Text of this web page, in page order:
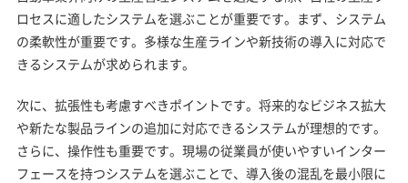
ロセスに適したシステムを選ぶことが重要です。まず、システム
の柔軟性が重要です。多様な生産ラインや新技術の導入に対応で
きるシステムが求められます。
次に、拡張性も考慮すべきポイントです。将来的なビジネス拡大
や新たな製品ラインの追加に対応できるシステムが理想的です。
さらに、操作性も重要です。現場の従業員が使いやすいインター
フェースを持つシステムを選ぶことで、導入後の混乱を最小限に